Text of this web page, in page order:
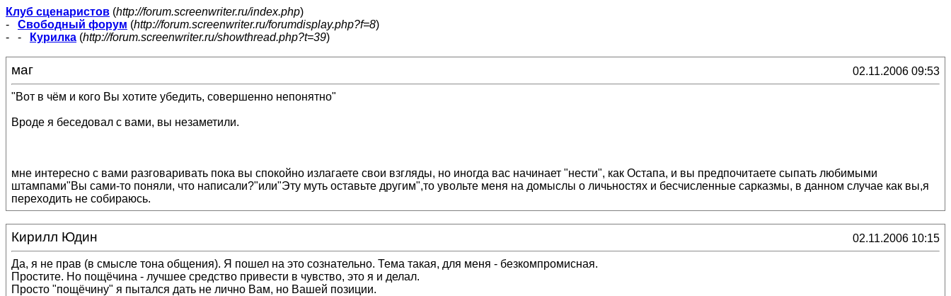
Клуб сценаристов (http://forum.screenwriter.ru/index.php)
- Свободный форум (http://forum.screenwriter.ru/forumdisplay.php?f=8)
- -
Курилка (http://forum.screenwriter.ru/showthread.php?t=39)
маг 02.11.2006 09:53
"Вот в чём и кого Вы хотите убедить, совершенно непонятно"
Вроде я беседовал с вами, вы незаметили.
мне интересно с вами разговаривать пока вы спокойно излагаете свои взгляды, но иногда вас начинает "нести", как Остапа, и вы предпочитаете сыпать любимыми
штампами"Вы сами-то поняли, что написали?"или"Эту муть оставьте другим",то увольте меня на домыслы о личьностях и бесчисленные сарказмы, в данном случае как вы,я
переходить не собираюсь.
Кирилл Юдин 02.11.2006 10:15
Да, я не прав (в смысле тона общения). Я пошел на это сознательно. Тема такая, для меня - безкомпромисная.
Простите. Но пощёчина - лучшее средство привести в чувство, это я и делал.
Просто "пощёчину" я пытался дать не лично Вам, но Вашей позиции.